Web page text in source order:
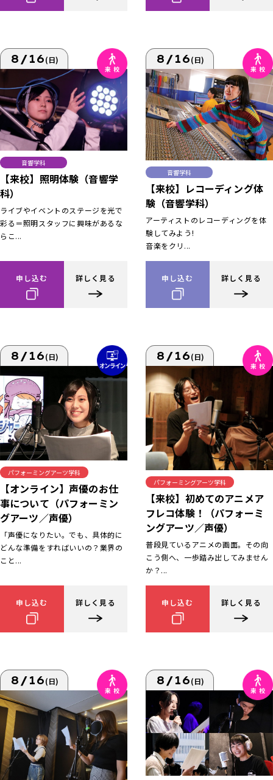
8/16(日)
音響学科
【来校】照明体験（音響学
科）
ライブやイベントのステージを光で
彩る＝照明スタッフに興味があるな
らこ...
申し込む 詳しく見る
8/16(日)
音響学科
【来校】レコーディング体
験（音響学科）
アーティストのレコーディングを体
験してみよう!
音楽をクリ...
申し込む 詳しく見る
8/16(日)
パフォーミングアーツ学科
【オンライン】声優のお仕
事について（パフォーミン
グアーツ／声優）
「声優になりたい。でも、具体的に
どんな準備をすればいいの？業界の
こと...
申し込む 詳しく見る
8/16(日)
パフォーミングアーツ学科
【来校】初めてのアニメア
フレコ体験！（パフォーミ
ングアーツ／声優）
普段見ているアニメの画面。その向
こう側へ、一歩踏み出してみません
か？...
申し込む 詳しく見る
8/16(日) 8/16(日)